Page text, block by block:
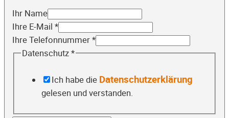
Ihr Name
Ihre E-Mail *
Ihre Telefonnummer*
Datenschutz*
Ich habe die Datenschutzerklärung
gelesen und verstanden.